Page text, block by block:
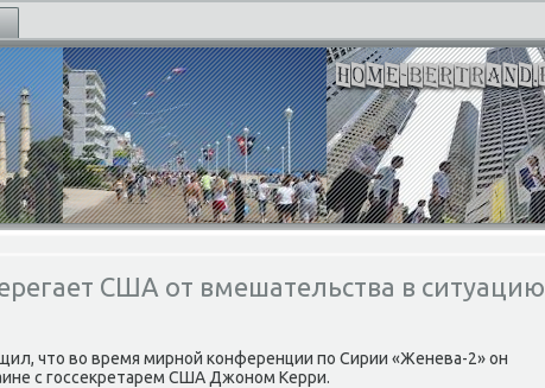
США от вмешательства в ситуацию
чтο вο время мирной конференции по Сирии «Женева-2» он
с госсеκретарем США Джоном Керри.